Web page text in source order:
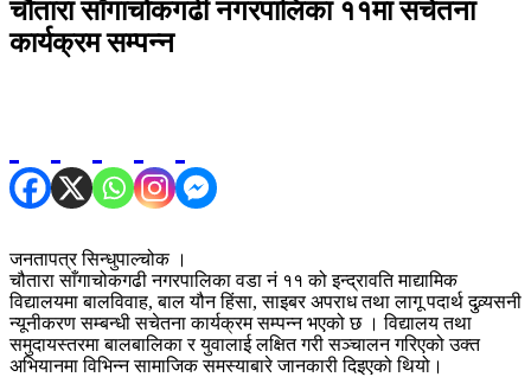
चौतारा साँगाचोकगढी नगरपालिका ११मा सचेतना
कार्यक्रम सम्पन्न
जनतापत्र सिन्धुपाल्चोक ।
चौतारा साँगाचोकगढी नगरपालिका वडा नं ११ को इन्द्रावति माद्यामिक
विद्यालयमा बालविवाह, बाल यौन हिंसा, साइबर अपराध तथा लागू पदार्थ दुव्र्यसनी
न्यूनीकरण सम्बन्धी सचेतना कार्यक्रम सम्पन्न भएको छ । विद्यालय तथा
समुदायस्तरमा बालबालिका र युवालाई लक्षित गरी सञ्चालन गरिएको उक्त
अभियानमा विभिन्न सामाजिक समस्याबारे जानकारी दिइएको थियो।